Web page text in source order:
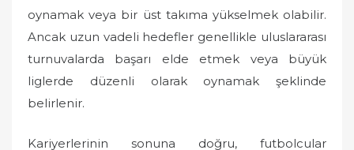
oynamak veya bir üst takıma yükselmek olabilir.
Ancak uzun vadeli hedefler genellikle uluslararası
turnuvalarda başarı elde etmek veya büyük
liglerde düzenli olarak oynamak şeklinde
belirlenir.
Kariyerlerinin sonuna doğru, futbolcular